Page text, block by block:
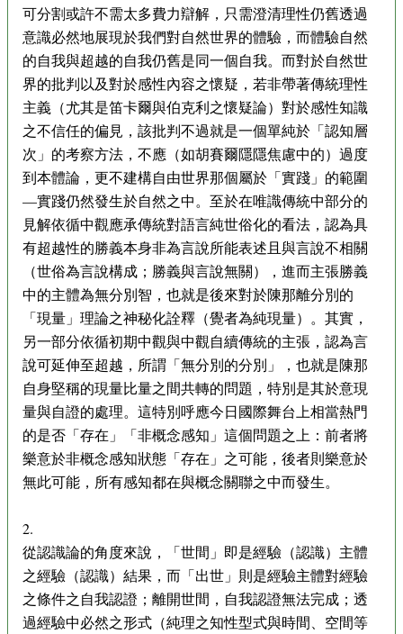
可分割或許不需太多費力辯解，只需澄清理性仍舊透過
意識必然地展現於我們對自然世界的體驗，而體驗自然
的自我與超越的自我仍舊是同一個自我。而對於自然世
界的批判以及對於感性內容之懷疑，若非帶著傳統理性
主義（尤其是笛卡爾與伯克利之懷疑論）對於感性知識
之不信任的偏見，該批判不過就是一個單純於「認知層
次」的考察方法，不應（如胡賽爾隱隱焦慮中的）過度
到本體論，更不建構自由世界那個屬於「實踐」的範圍
—實踐仍然發生於自然之中。至於在唯識傳統中部分的
見解依循中觀應承傳統對語言純世俗化的看法，認為具
有超越性的勝義本身非為言說所能表述且與言說不相關
（世俗為言說構成；勝義與言說無關），進而主張勝義
中的主體為無分別智，也就是後來對於陳那離分別的
「現量」理論之神秘化詮釋（覺者為純現量）。其實，
另一部分依循初期中觀與中觀自續傳統的主張，認為言
說可延伸至超越，所謂「無分別的分別」，也就是陳那
自身堅稱的現量比量之間共轉的問題，特別是其於意現
量與自證的處理。這特別呼應今日國際舞台上相當熱門
的是否「存在」「非概念感知」這個問題之上：前者將
樂意於非概念感知狀態「存在」之可能，後者則樂意於
無此可能，所有感知都在與概念關聯之中而發生。
2.
從認識論的角度來說，「世間」即是經驗（認識）主體
之經驗（認識）結果，而「出世」則是經驗主體對經驗
之條件之自我認證；離開世間，自我認證無法完成；透
過經驗中必然之形式（純理之知性型式與時間、空間等